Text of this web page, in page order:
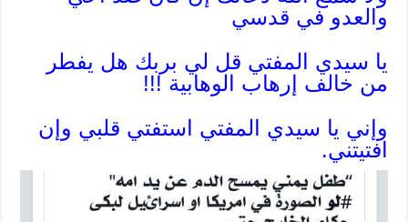
والعدو في قدسي
يا سيدي المفتي قل لي بربك هل يفطر
من خالف إرهاب الوهابية !!!
وإني يا سيدي المفتي استفتي قلبي وإن
افتيتني.